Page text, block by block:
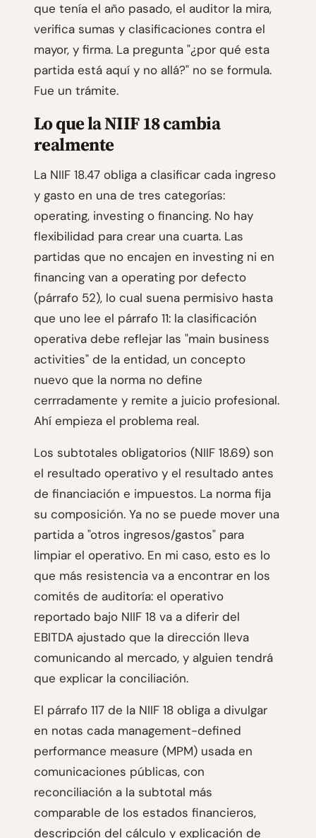
que tenía el año pasado, el auditor la mira,
verifica sumas y clasificaciones contra el
mayor, y firma. La pregunta "¿por qué esta
partida está aquí y no allá?" no se formula.
Fue un trámite.
Lo que la NIIF 18 cambia
realmente
La NIIF 18.47 obliga a clasificar cada ingreso
y gasto en una de tres categorías:
operating, investing o financing. No hay
flexibilidad para crear una cuarta. Las
partidas que no encajen en investing ni en
financing van a operating por defecto
(párrafo 52), lo cual suena permisivo hasta
que uno lee el párrafo 11: la clasificación
operativa debe reflejar las "main business
activities" de la entidad, un concepto
nuevo que la norma no define
cerrradamente y remite a juicio profesional.
Ahí empieza el problema real.
Los subtotales obligatorios (NIIF 18.69) son
el resultado operativo y el resultado antes
de financiación e impuestos. La norma fija
su composición. Ya no se puede mover una
partida a "otros ingresos/gastos" para
limpiar el operativo. En mi caso, esto es lo
que más resistencia va a encontrar en los
comités de auditoría: el operativo
reportado bajo NIIF 18 va a diferir del
EBITDA ajustado que la dirección lleva
comunicando al mercado, y alguien tendrá
que explicar la conciliación.
El párrafo 117 de la NIIF 18 obliga a divulgar
en notas cada management-defined
performance measure (MPM) usada en
comunicaciones públicas, con
reconciliación a la subtotal más
comparable de los estados financieros,
descripción del cálculo y explicación de